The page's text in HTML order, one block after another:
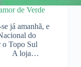
de Verde
já amanhã, e
do
o Topo Sul
A loja…